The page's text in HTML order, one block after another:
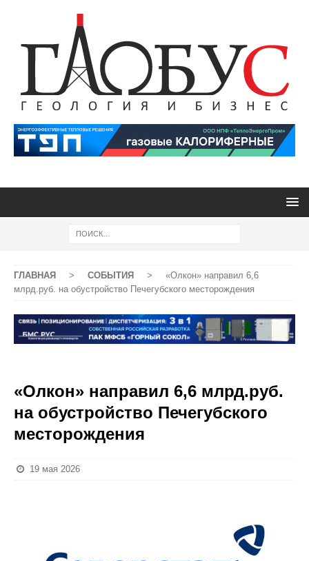
ГЛАВНАЯ > СОБЫТИЯ >
«Олкон» направил 6,6
млрд.руб. на обустройство Печегубского месторождения
«Олкон» направил 6,6 млрд.руб.
на обустройство Печегубского
месторождения
19 мая 2026